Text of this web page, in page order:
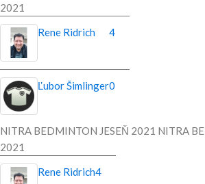
2021
Rene Ridrich
4
Ľubor Šimlinger0
NITRA BEDMINTON JESEŇ 2021 NITRA
2021
Rene Ridrich4